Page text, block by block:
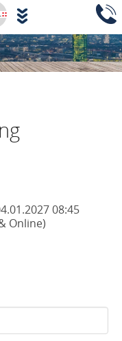
08:45
Online)